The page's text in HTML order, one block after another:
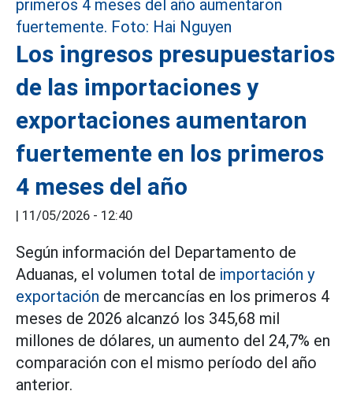
Los ingresos presupuestarios
de las importaciones y
exportaciones aumentaron
fuertemente en los primeros
4 meses del año
| 11/05/2026 - 12:40
Según información del Departamento de
Aduanas, el volumen total de importación y
exportación de mercancías en los primeros 4
meses de 2026 alcanzó los 345,68 mil
millones de dólares, un aumento del 24,7% en
comparación con el mismo período del año
anterior.